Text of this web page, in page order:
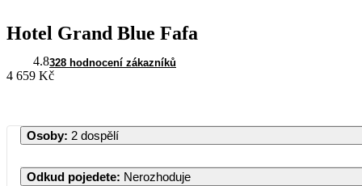
Hotel Grand Blue Fafa
4.8328 hodnocení zákazníků
4 659 Kč
Osoby: 2 dospělí
Odkud pojedete: Nerozhoduje